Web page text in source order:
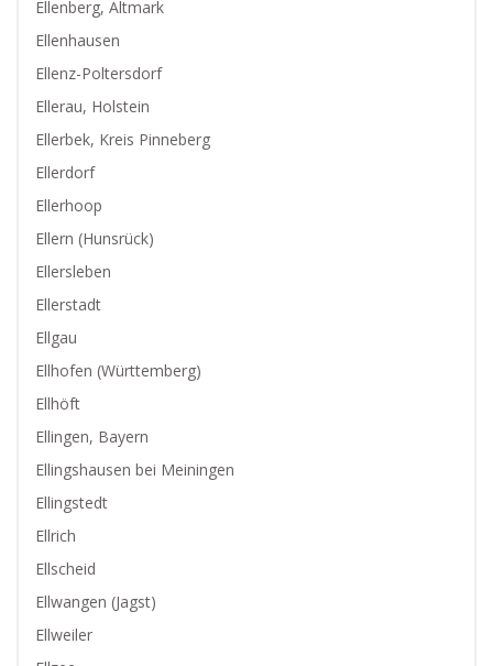
Ellenberg, Altmark
Ellenhausen
Ellenz-Poltersdorf
Ellerau, Holstein
Ellerbek, Kreis Pinneberg
Ellerdorf
Ellerhoop
Ellern (Hunsrück)
Ellersleben
Ellerstadt
Ellgau
Ellhofen (Württemberg)
Ellhöft
Ellingen, Bayern
Ellingshausen bei Meiningen
Ellingstedt
Ellrich
Ellscheid
Ellwangen (Jagst)
Ellweiler